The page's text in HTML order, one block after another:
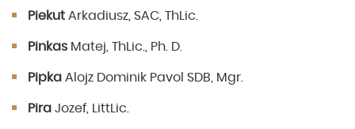
Piekut Arkadiusz, SAC, ThLic.
Pinkas Matej, ThLic., Ph. D.
Pipka Alojz Dominik Pavol SDB, Mgr.
Pira Jozef, LittLic.